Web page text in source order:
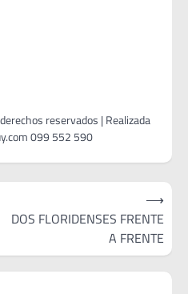
DOS FLORIDENSES FRENTE
A FRENTE
⟶